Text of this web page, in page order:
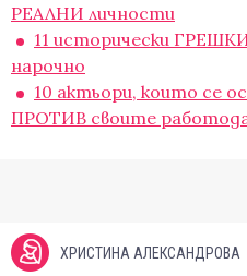
РЕАЛНИ личности
11 исторически
нарочно
10 актьори, които се
ПРОТИВ своите
ХРИСТИНА АЛЕКСАНДРОВА